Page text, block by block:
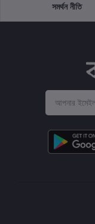
সমর্থন নীতি